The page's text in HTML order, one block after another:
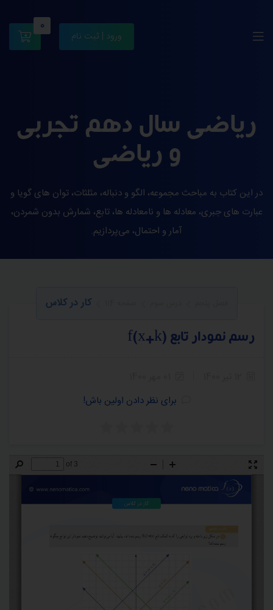
ورود | ثبت نام
0
ریاضی سال دهم تجربی
و ریاضی
در این کتاب به مباحث مجموعه، الگو و دنباله، مثلثات، توان های گویا و
عبارت های جبری، معادله ها و نامعادله ها، تابع، شمارش بدون شمردن،
آمار و احتمال، می‌پردازیم.
کار در کلاس
رسم نمودار تابع f(x+k)
برای نظر دادن اولین باش!